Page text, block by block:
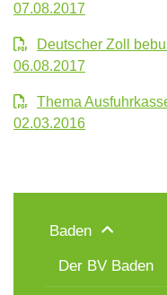
07.08.2017
Deutscher Zoll
06.08.2017
Thema
02.03.2016
Baden
Der BV Baden